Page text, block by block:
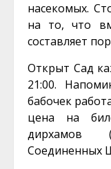
насекомых.
на то, что
составляет
Открыт Сад
21:00.
бабочек
цена на
дирхамов
Соединенных